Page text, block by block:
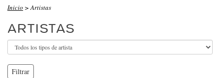
Inicio > Artistas
ARTISTAS